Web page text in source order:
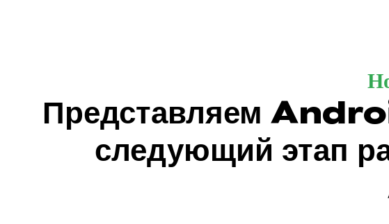
Представляем
следующий этап